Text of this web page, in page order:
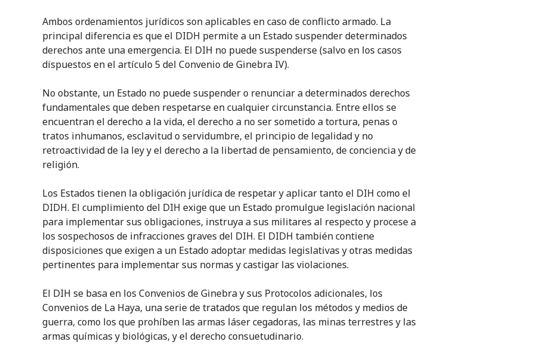
Ambos ordenamientos jurídicos son aplicables en caso de conflicto armado. La
principal diferencia es que el DIDH permite a un Estado suspender determinados
derechos ante una emergencia. El DIH no puede suspenderse (salvo en los casos
dispuestos en el artículo 5 del Convenio de Ginebra IV).
No obstante, un Estado no puede suspender o renunciar a determinados derechos
fundamentales que deben respetarse en cualquier circunstancia. Entre ellos se
encuentran el derecho a la vida, el derecho a no ser sometido a tortura, penas o
tratos inhumanos, esclavitud o servidumbre, el principio de legalidad y no
retroactividad de la ley y el derecho a la libertad de pensamiento, de conciencia y de
religión.
Los Estados tienen la obligación jurídica de respetar y aplicar tanto el DIH como el
DIDH. El cumplimiento del DIH exige que un Estado promulgue legislación nacional
para implementar sus obligaciones, instruya a sus militares al respecto y procese a
los sospechosos de infracciones graves del DIH. El DIDH también contiene
disposiciones que exigen a un Estado adoptar medidas legislativas y otras medidas
pertinentes para implementar sus normas y castigar las violaciones.
El DIH se basa en los Convenios de Ginebra y sus Protocolos adicionales, los
Convenios de La Haya, una serie de tratados que regulan los métodos y medios de
guerra, como los que prohíben las armas láser cegadoras, las minas terrestres y las
armas químicas y biológicas, y el derecho consuetudinario.